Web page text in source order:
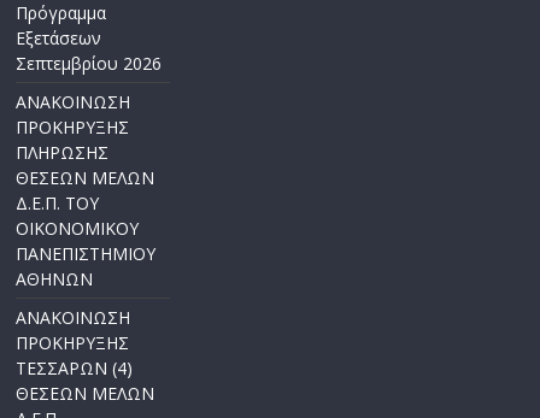
Πρόγραμμα
Εξετάσεων
Σεπτεμβρίου 2026
ΑΝΑΚΟΙΝΩΣΗ
ΠΡΟΚΗΡΥΞΗΣ
ΠΛΗΡΩΣΗΣ
ΘΕΣΕΩΝ ΜΕΛΩΝ
Δ.Ε.Π. ΤΟΥ
ΟΙΚΟΝΟΜΙΚΟΥ
ΠΑΝΕΠΙΣΤΗΜΙΟΥ
ΑΘΗΝΩΝ
ΑΝΑΚΟΙΝΩΣΗ
ΠΡΟΚΗΡΥΞΗΣ
ΤΕΣΣΑΡΩΝ (4)
ΘΕΣΕΩΝ ΜΕΛΩΝ